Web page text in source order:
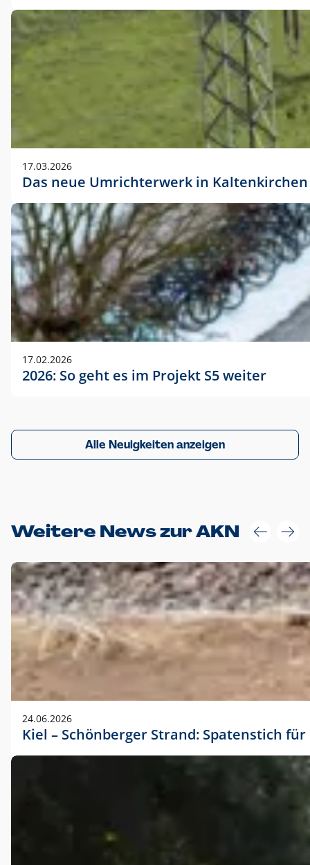
17.03.2026
Das neue Umrichterwerk in Kaltenkirchen
17.02.2026
2026: So geht es im Projekt S5 weiter
Alle Neuigkeiten anzeigen
Weitere News zur AKN
24.06.2026
Kiel – Schönberger Strand: Spatenstich